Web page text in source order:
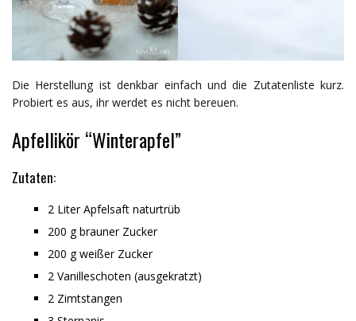
Die Herstellung ist denkbar einfach und die Zutatenliste kurz.
Probiert es aus, ihr werdet es nicht bereuen.
Apfellikör “Winterapfel”
Zutaten:
2 Liter Apfelsaft naturtrüb
200 g brauner Zucker
200 g weißer Zucker
2 Vanilleschoten (ausgekratzt)
2 Zimtstangen